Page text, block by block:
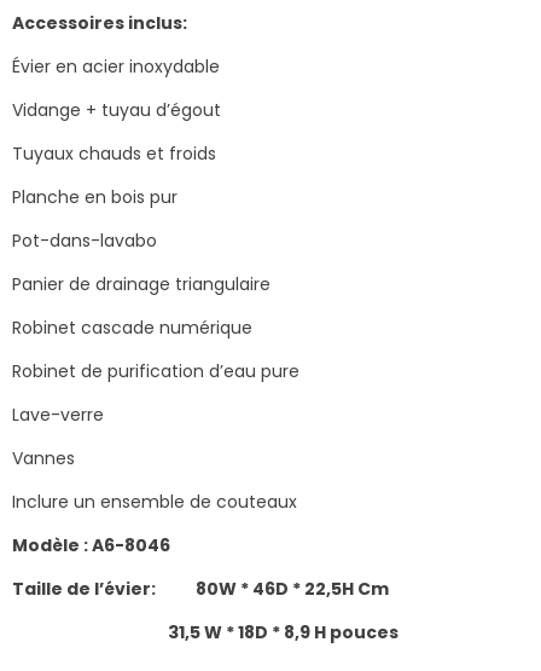
Accessoires inclus:
Évier en acier inoxydable
Vidange + tuyau d’égout
Tuyaux chauds et froids
Planche en bois pur
Pot-dans-lavabo
Panier de drainage triangulaire
Robinet cascade numérique
Robinet de purification d’eau pure
Lave-verre
Vannes
Inclure un ensemble de couteaux
Modèle : A6-8046
Taille de l’évier: 80W * 46D * 22,5H Cm
31,5 W * 18D * 8,9 H pouces